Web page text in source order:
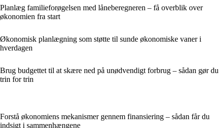
Planlæg familieforøgelsen med låneberegneren – få overblik over
økonomien fra start
Økonomisk planlægning som støtte til sunde økonomiske vaner i
hverdagen
Brug budgettet til at skære ned på unødvendigt forbrug – sådan gør du
trin for trin
Forstå økonomiens mekanismer gennem finansiering – sådan får du
indsigt i sammenhængene